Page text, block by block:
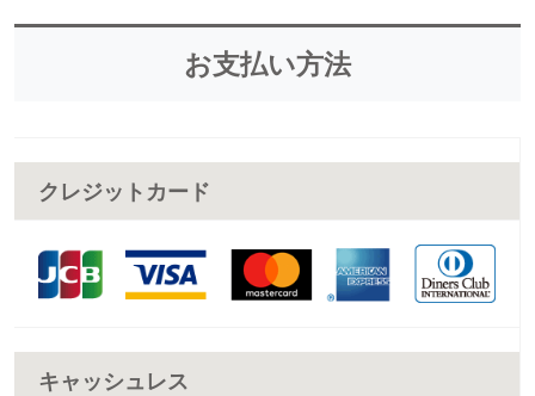
お支払い方法
クレジットカード
キャッシュレス